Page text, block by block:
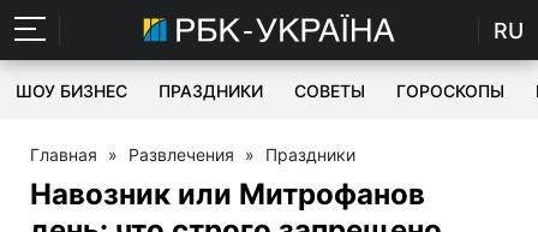
RU
ШОУ БИЗНЕС ПРАЗДНИКИ СОВЕТЫ ГОРОСКОПЫ
Главная » Развлечения » Праздники
Навозник или Митрофанов